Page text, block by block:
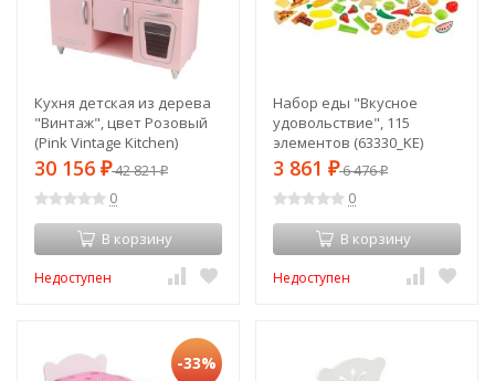
Кухня детская из дерева
"Винтаж", цвет Розовый
(Pink Vintage Kitchen)
(53179_KE)
30 156 ₽42 821₽
0
В корзину
Недоступен
Набор еды "Вкусное
удовольствие", 115
элементов (63330_KE)
3 861 ₽6 476₽
0
В корзину
Недоступен
-33%